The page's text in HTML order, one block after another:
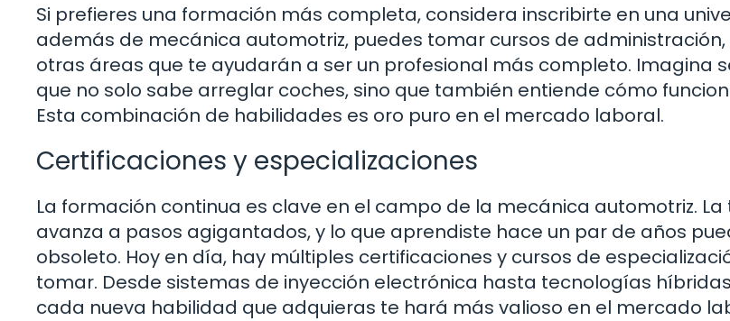
Si prefieres una formación más completa, considera inscribirte en una
además de mecánica automotriz, puedes tomar cursos de
otras áreas que te ayudarán a ser un profesional más completo. Imagina
que no solo sabe arreglar coches, sino que también entiende cómo
Esta combinación de habilidades es oro puro en el mercado laboral.
Certificaciones y especializaciones
La formación continua es clave en el campo de la mecánica automotriz.
avanza a pasos agigantados, y lo que aprendiste hace un par de años
obsoleto. Hoy en día, hay múltiples certificaciones y cursos de
tomar. Desde sistemas de inyección electrónica hasta tecnologías
cada nueva habilidad que adquieras te hará más valioso en el mercado